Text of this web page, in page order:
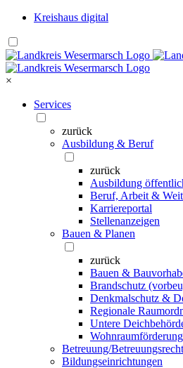
Kreishaus digital
×
Services
zurück
Ausbildung & Beruf
zurück
Ausbildung
Beruf, Arbeit &
Karriereportal
Stellenanzeigen
Bauen & Planen
zurück
Bauen &
Brandschutz
Denkmalschutz &
Regionale
Untere
Wohnraumförderung
Betreuung/Betreuungsrecht
Bildungseinrichtungen